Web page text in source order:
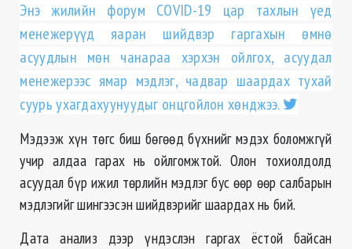
Энэ жилийн форум COVID-19 цар тахлын үед
менежерүүд яаран шийдвэр гаргахын өмнө
асуудлын мөн чанараа хэрхэн ойлгох, асуудал
менежерээс ямар мэдлэг, чадвар шаардах тухай
суурь ухагдахуунуудыг онцгойлон хөнджээ.
Мэдээж хүн төгс биш бөгөөд бүхнийг мэдэх боломжгүй
учир алдаа гарах нь ойлгомжтой. Олон тохиолдолд
асуудал бүр ижил төрлийн мэдлэг бус өөр өөр салбарын
мэдлэгийг шингээсэн шийдвэрийг шаардах нь бий.
Дата анализ дээр үндэслэн гаргах ёстой байсан